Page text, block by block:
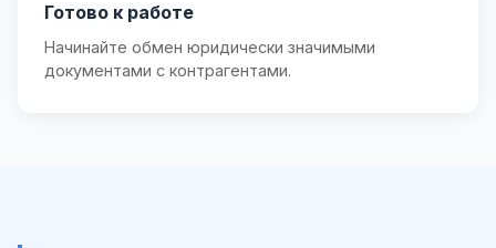
Готово к работе
Начинайте обмен юридически значимыми
документами с контрагентами.